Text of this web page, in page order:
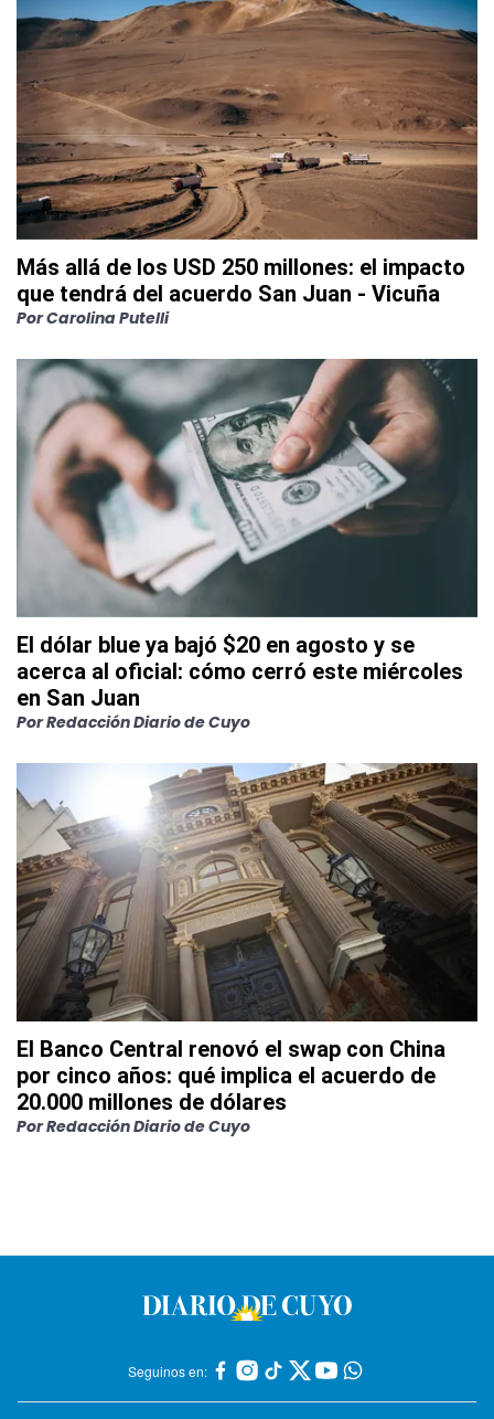
Más allá de los USD 250 millones: el impacto
que tendrá del acuerdo San Juan - Vicuña
PorCarolina Putelli
El dólar blue ya bajó $20 en agosto y se
acerca al oficial: cómo cerró este miércoles
en San Juan
PorRedacción Diario de Cuyo
El Banco Central renovó el swap con China
por cinco años: qué implica el acuerdo de
20.000 millones de dólares
PorRedacción Diario de Cuyo
Seguinos en: